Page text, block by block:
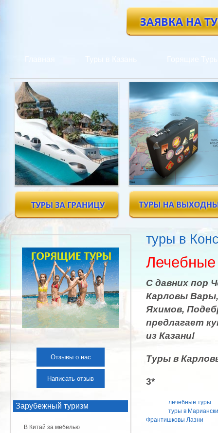
туры в
С давних пор
Карловы
Яхимов,
предлагает
из Казани!
Туры в
3*
лечебные туры
туры в
Франтишковы Лазни
Отзывы о нас
Написать отзыв
Зарубежный туризм
В Китай за мебелью